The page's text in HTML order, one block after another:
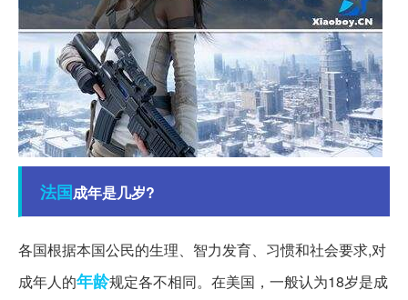
法国成年是几岁?
各国根据本国公民的生理、智力发育、习惯和社会要求,对
成年人的年龄规定各不相同。在美国，一般认为18岁是成